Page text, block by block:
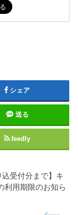
シェア
送る
feedly
受付分まで】キ
利用期限のお知ら